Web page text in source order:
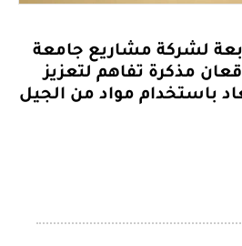
لشركة مشاريع جامعة
مذكرة تفاهم لتعزيز
باستخدام مواد من الجيل